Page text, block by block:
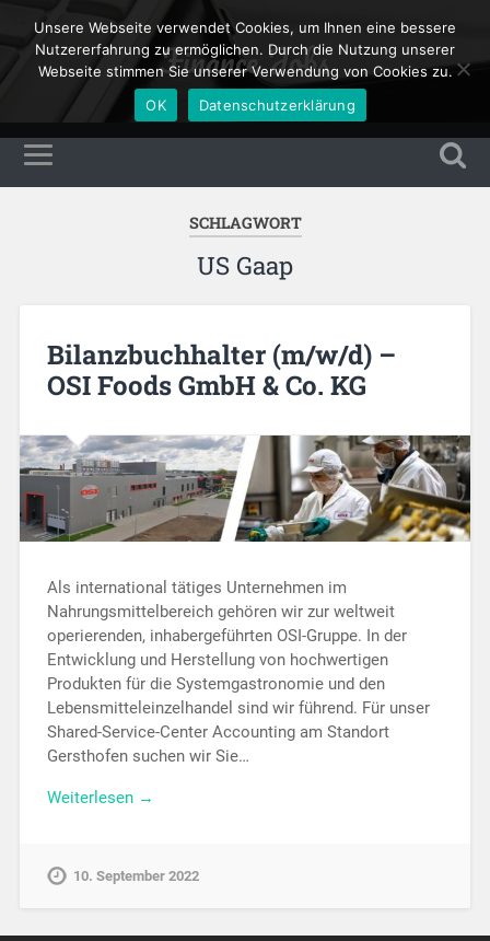
Finance Jobs
SCHLAGWORT
US Gaap
Bilanzbuchhalter (m/w/d) –
OSI Foods GmbH & Co. KG
Als international tätiges Unternehmen im
Nahrungsmittelbereich gehören wir zur weltweit
operierenden, inhaber­geführten OSI-Gruppe. In der
Entwicklung und Herstellung von hochwertigen
Produkten für die System­gastro­nomie und den
Lebens­mittel­einzel­handel sind wir führend. Für unser
Shared-Service-Center Accounting am Standort
Gersthofen suchen wir Sie…
Weiterlesen →
10. September 2022
Unsere Webseite verwendet Cookies, um Ihnen eine bessere
Nutzererfahrung zu ermöglichen. Durch die Nutzung unserer
Webseite stimmen Sie unserer Verwendung von Cookies zu.
OK
Datenschutzerklärung